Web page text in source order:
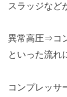
スラッジなど
異常高圧⇒コ
といった流れ
コンプレッサ